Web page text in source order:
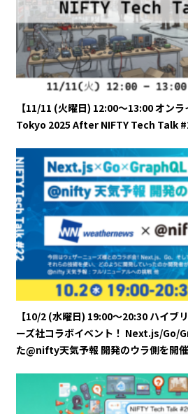
【11/11 (火曜日) 12:00～13:00 オン
Tokyo 2025 After NIFTY Tech Talk
【10/2 (水曜日) 19:00～20:30 ハイブ
ーズ社コラボイベント！ Next.js/Go/
た@nifty天気予報 開発のウラ側を開